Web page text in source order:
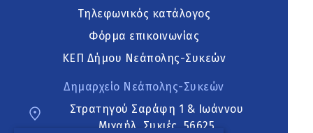
Τηλεφωνικός κατάλογος
Φόρμα επικοινωνίας
ΚΕΠ Δήμου Νεάπολης-Συκεών
Δημαρχείο Νεάπολης-Συκεών
Στρατηγού Σαράφη 1 & Ιωάννου
Μιχαήλ, Συκιές, 56625